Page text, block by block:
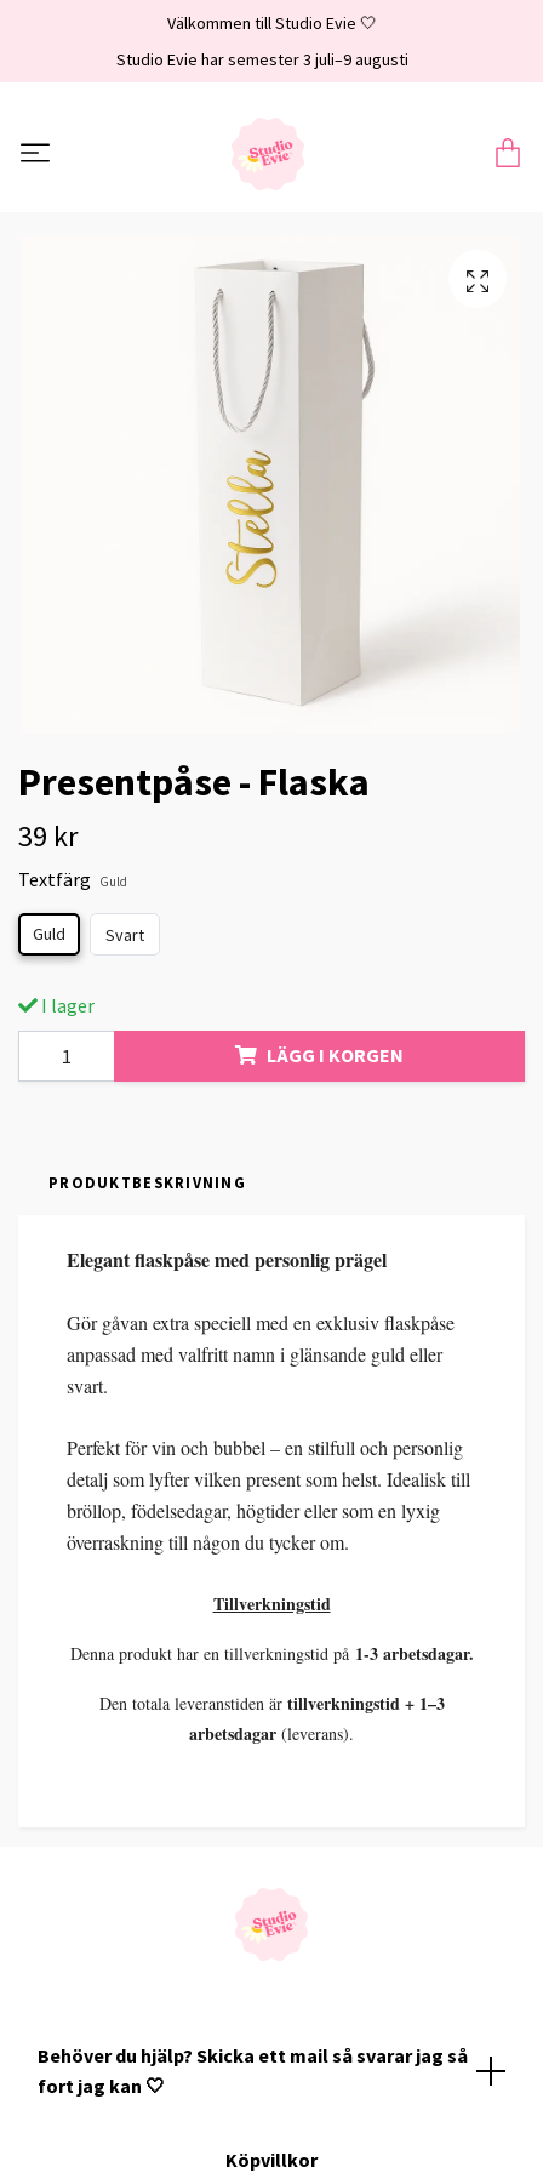
Välkommen till Studio Evie 🤍
Studio Evie har semester 3 juli–9 augusti
Presentpåse - Flaska
39 kr
Textfärg Guld
Guld Svart
I lager
LÄGG I KORGEN
PRODUKTBESKRIVNING
Elegant flaskpåse med personlig prägel
Gör gåvan extra speciell med en exklusiv flaskpåse
anpassad med valfritt namn i glänsande guld eller
svart.
Perfekt för vin och bubbel – en stilfull och personlig
detalj som lyfter vilken present som helst. Idealisk till
bröllop, födelsedagar, högtider eller som en lyxig
överraskning till någon du tycker om.
Tillverkningstid
Denna produkt har en tillverkningstid på1-3 arbetsdagar.
Den totala leveranstiden är tillverkningstid + 1–3
arbetsdagar (leverans).
Behöver du hjälp? Skicka ett mail så svarar jag så
fort jag kan 🤍
Köpvillkor